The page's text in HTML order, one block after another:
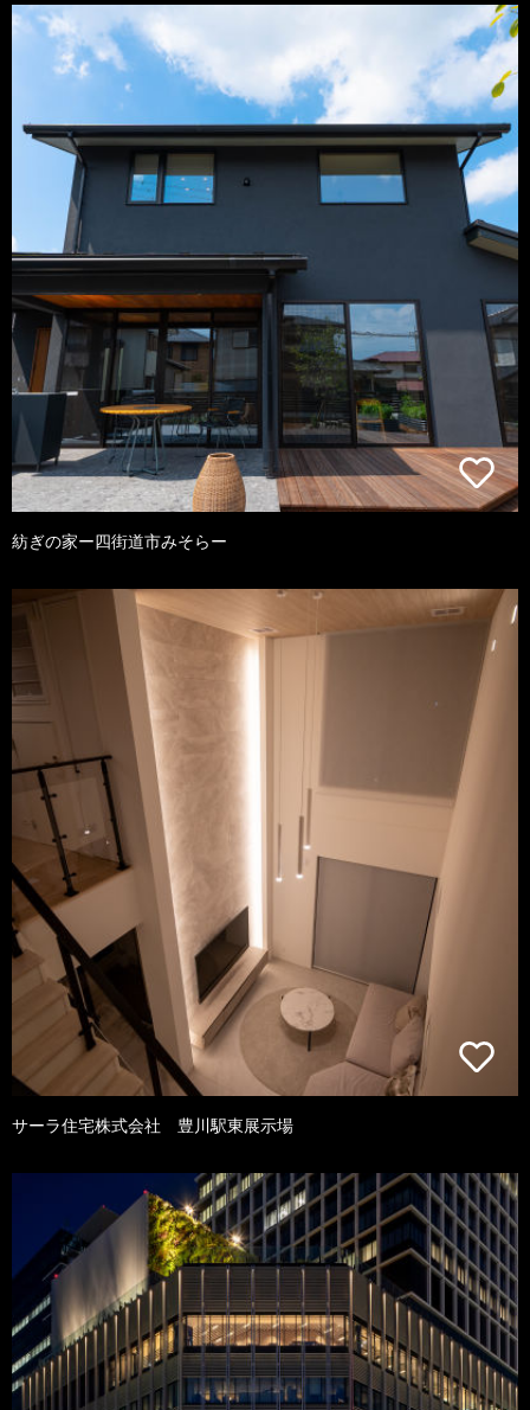
紡ぎの家ー四街道市みそらー
サーラ住宅株式会社 豊川駅東展示場